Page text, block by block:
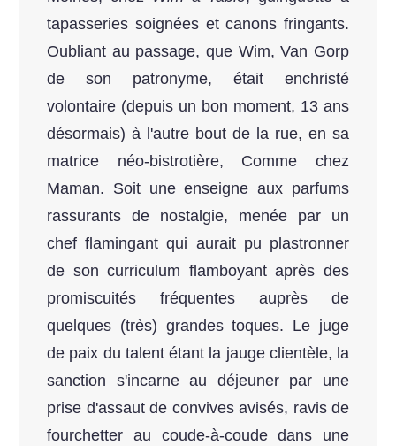
tapasseries soignées et canons fringants.
Oubliant au passage, que Wim, Van Gorp
de son patronyme, était enchristé
volontaire (depuis un bon moment, 13 ans
désormais) à l'autre bout de la rue, en sa
matrice néo-bistrotière, Comme chez
Maman. Soit une enseigne aux parfums
rassurants de nostalgie, menée par un
chef flamingant qui aurait pu plastronner
de son curriculum flamboyant après des
promiscuités fréquentes auprès de
quelques (très) grandes toques. Le juge
de paix du talent étant la jauge clientèle, la
sanction s'incarne au déjeuner par une
prise d'assaut de convives avisés, ravis de
fourchetter au coude-à-coude dans une